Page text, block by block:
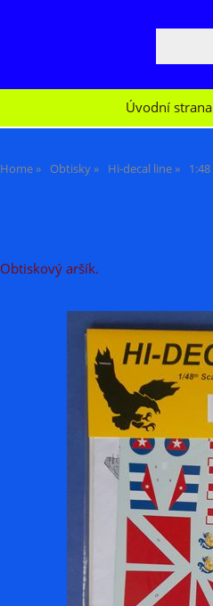
Úvodní strana
Home Obtisky Hi-decal line 1:48
Obtiskový aršík.